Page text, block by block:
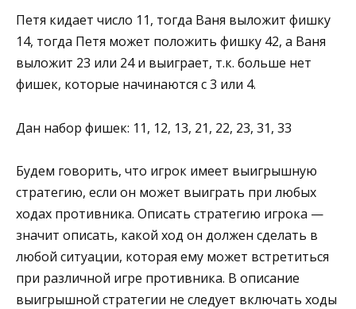
Петя кидает число 11, тогда Ваня выложит фишку
14, тогда Петя может положить фишку 42, а Ваня
выложит 23 или 24 и выиграет, т.к. больше нет
фишек, которые начинаются с 3 или 4.
Дан набор фишек: 11, 12, 13, 21, 22, 23, 31, 33
Будем говорить, что игрок имеет выигрышную
стратегию, если он может выиграть при любых
ходах противника. Описать стратегию игрока —
значит описать, какой ход он должен сделать в
любой ситуации, которая ему может встретиться
при различной игре противника. В описание
выигрышной стратегии не следует включать ходы